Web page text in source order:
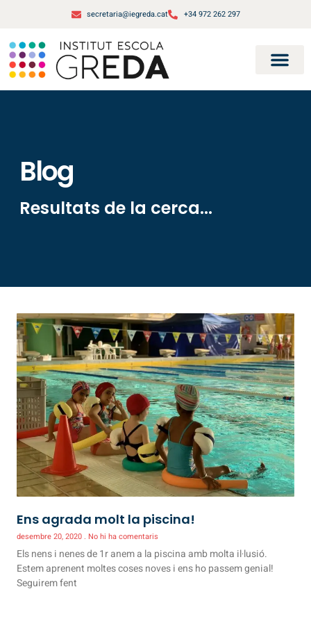
secretaria@iegreda.cat +34 972 262 297
Blog
Resultats de la cerca...
Ens agrada molt la piscina!
desembre 20, 2020 No hi ha comentaris
Els nens i nenes de 1r anem a la piscina amb molta il·lusió.
Estem aprenent moltes coses noves i ens ho passem genial!
Seguirem fent